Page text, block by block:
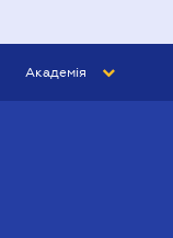
Академія